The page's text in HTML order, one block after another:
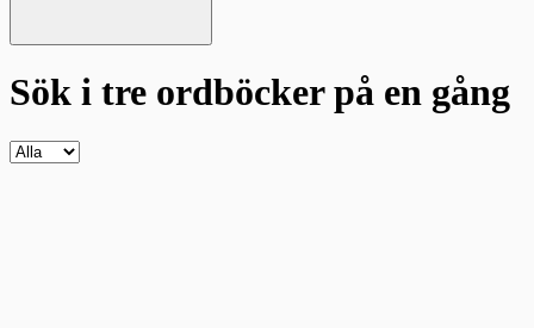
Sök i tre ordböckerpå en gång